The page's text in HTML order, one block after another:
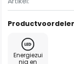
Energiezui
nig en